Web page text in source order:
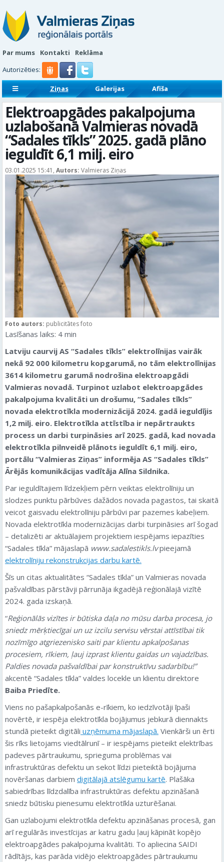
Par mums Kontakti
Reklāma
Autorizēties:
Ziņas Galerijas
Afiša
Sludinājumi
Reklāmraksti
Elektroapgādes pakalpojuma
uzlabošanā Valmieras novadā
“Sadales tīkls” 2025. gadā plāno
ieguldīt 6,1 milj. eiro
03.01.2025 15:41, Autors: Valmieras Ziņas
Foto autors: publicitātes foto
Lasīšanas laiks: 4 min
Latviju caurvij AS “Sadales tīkls” elektrolīnijas vairāk
nekā 92 000 kilometru kopgarumā, no tām elektrolīnijas
3614 kilometru garumā nodrošina elektroapgādi
Valmieras novadā. Turpinot uzlabot elektroapgādes
pakalpojuma kvalitāti un drošumu, “Sadales tīkls”
novada elektrotīkla modernizācijā 2024. gadā ieguldījis
1,2 milj. eiro. Elektrotīkla attīstība ir nepārtraukts
process un darbi turpināsies arī 2025. gadā, kad novada
elektrotīkla pilnveidē plānots ieguldīt 6,1 milj. eiro,
portālu “Valmieras Ziņas” informēja AS “Sadales tīkls”
Ārējās komunikācijas vadītāja Alīna Sildnika.
Par ieguldītajiem līdzekļiem pērn veiktas elektrolīniju un
slodzes punktu pārbūves dažādos novada pagastos, tai skaitā
veicot gaisvadu elektrolīniju pārbūvi par pazemes kabeļiem.
Novada elektrotīkla modernizācijas darbi turpināsies arī šogad
– detalizēti ar aktuālajiem projektiem iespējams iepazīties
“Sadales tīkla” mājaslapā www.sadalestikls.lvpieejamā
elektrolīniju rekonstrukcijas darbu kartē.
Šīs un citas aktualitātes “Sadales tīkla” un Valmieras novada
pašvaldības pārstāvji pārrunāja ikgadējā reģionālajā vizītē
2024. gada izskaņā.
“Reģionālās vizītes ir būtiska daļa no mūsu darba procesa, jo
sniedz mērķtiecīgai un uz izcilu servisu vērstai attīstībai tik
nozīmīgo atgriezenisko saiti par klientu apkalpošanas
procesiem, rīkiem, ļauj izprast klientu gaidas un vajadzības.
Paldies novada pašvaldībai par konstruktīvu sadarbību!”
akcentē “Sadales tīkla” valdes locekle un klientu direktore
Baiba Priedīte.
Viens no pašapkalpošanās e-rīkiem, ko iedzīvotāji īpaši
novērtē, ir iespēja elektrotīkla bojājumus jebkurā diennakts
stundā pieteikt digitāli uzņēmuma mājaslapā. Vienkārši un ērti
šis rīks lietojams viedtālrunī – ir iespējams pieteikt elektrības
padeves pārtraukumu, sprieguma problēmas vai
infrastruktūras defektu un sekot līdzi pieteiktā bojājuma
novēršanas darbiem digitālajā atslēgumu kartē. Plašāka
sabiedrības līdzdalība infrastruktūras defektu apzināšanā
sniedz būtisku pienesumu elektrotīkla uzturēšanai.
Gan uzlabojumi elektrotīkla defektu apzināšanas procesā, gan
arī regulārās investīcijas ar katru gadu ļauj kāpināt kopējo
elektroapgādes pakalpojuma kvalitāti. To apliecina SAIDI
rādītājs, kas parāda vidējo elektroapgādes pārtraukumu